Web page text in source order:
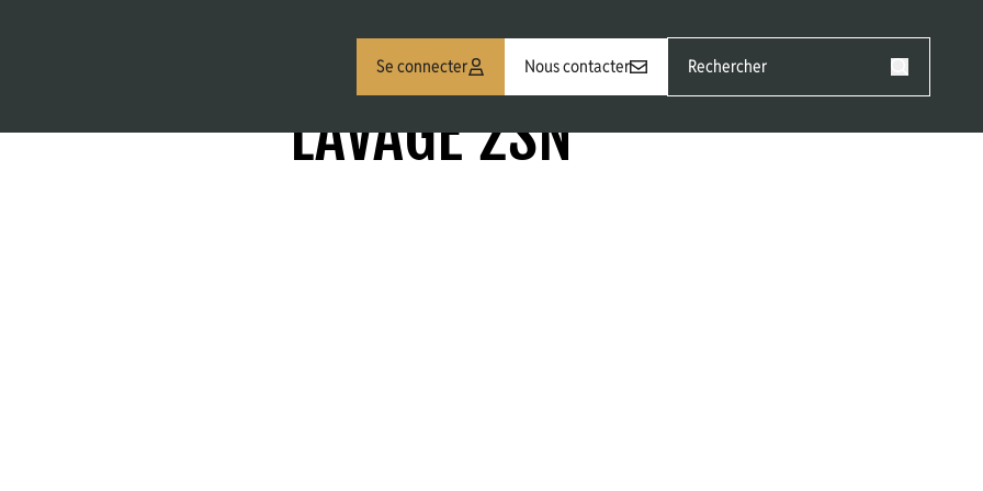
Se connecter Nous contacter
LAVAGE 2SN